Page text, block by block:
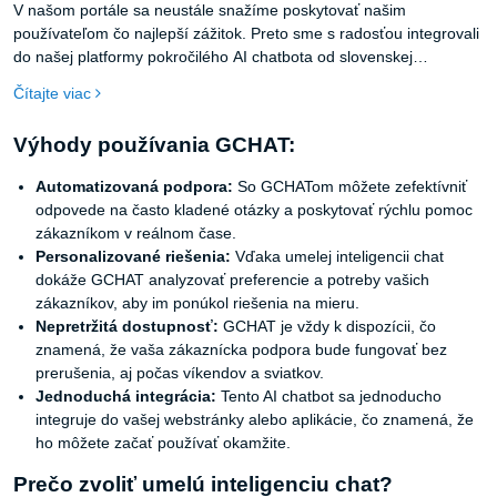
V našom portále sa neustále snažíme poskytovať našim
používateľom čo najlepší zážitok. Preto sme s radosťou integrovali
do našej platformy pokročilého AI chatbota od slovenskej
zlepšiť interakciu s našimi zákazníkmi, čím umožňíme plynulejšiu
Čítajte viac
Výhody používania GCHAT:
Automatizovaná podpora: So GCHATom môžete zefektívniť
odpovede na často kladené otázky a poskytovať rýchlu pomoc
zákazníkom v reálnom čase.
Personalizované riešenia: Vďaka umelej inteligencii chat
dokáže GCHAT analyzovať preferencie a potreby vašich
zákazníkov, aby im ponúkol riešenia na mieru.
Nepretržitá dostupnosť: GCHAT je vždy k dispozícii, čo
znamená, že vaša zákaznícka podpora bude fungovať bez
prerušenia, aj počas víkendov a sviatkov.
Jednoduchá integrácia: Tento AI chatbot sa jednoducho
integruje do vašej webstránky alebo aplikácie, čo znamená, že
ho môžete začať používať okamžite.
Prečo zvoliť umelú inteligenciu chat?